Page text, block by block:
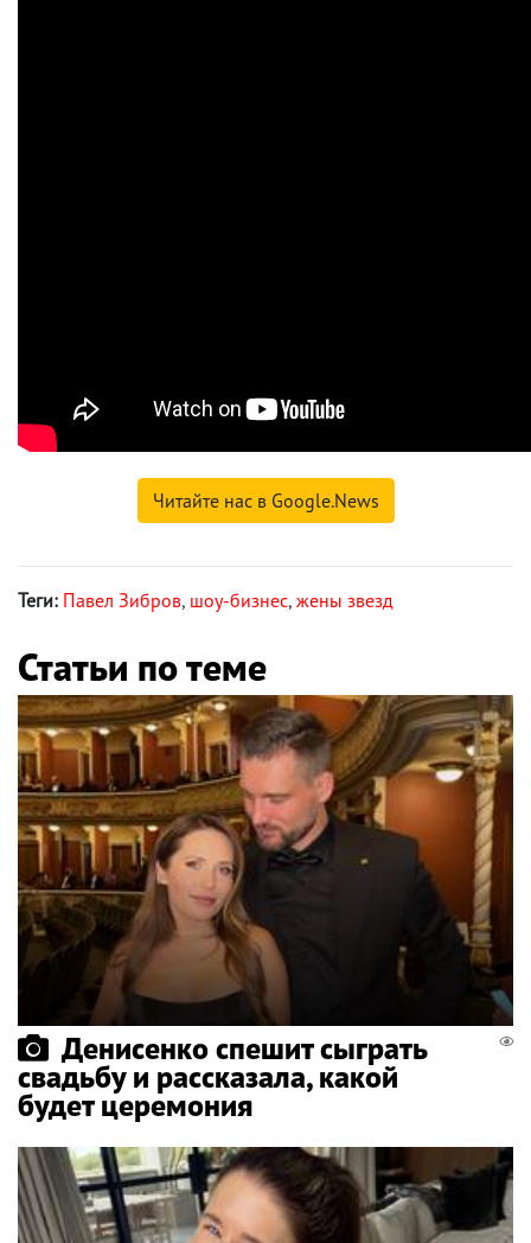
Читайте нас в Google.News
Теги: Павел Зибров, шоу-бизнес, жены звезд
Статьи по теме
Денисенко спешит сыграть
свадьбу и рассказала, какой
будет церемония